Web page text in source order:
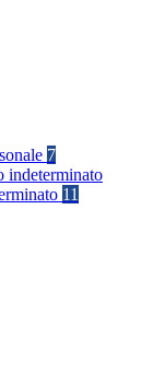
7
indeterminato
11